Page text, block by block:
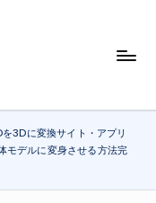
3Dに変換サイト・アプリ
モデルに変身させる方法完